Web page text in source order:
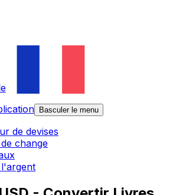
Basculer le menu
de devises
change